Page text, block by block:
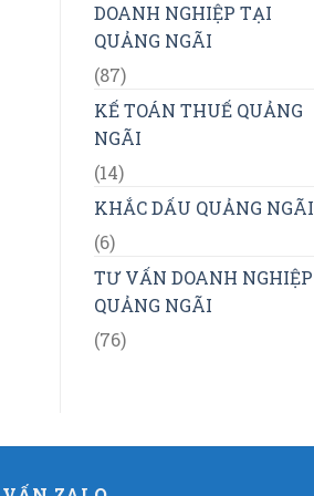
DOANH NGHIỆP TẠI
QUẢNG NGÃI
(87)
KẾ TOÁN THUẾ QUẢNG
NGÃI
(14)
KHẮC DẤU QUẢNG NGÃI
(6)
TƯ VẤN DOANH NGHIỆP
QUẢNG NGÃI
(76)